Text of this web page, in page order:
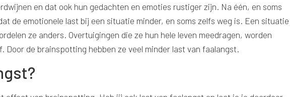
en dat ook hun gedachten en emoties rustiger zijn. Na één, en soms
de emotionele last bij een situatie minder, en soms zelfs weg is. Een situatie
ze anders. Overtuigingen die ze hun hele leven meedragen, worden
Door de brainspotting hebben ze veel minder last van faalangst.